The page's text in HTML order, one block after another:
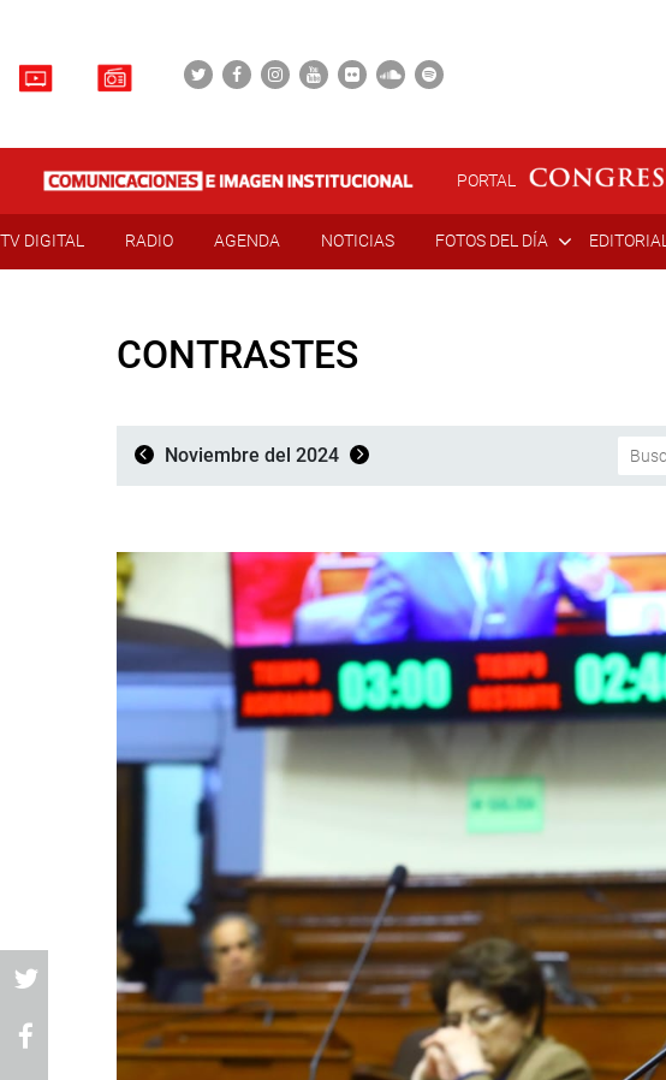
PORTAL
TV DIGITAL RADIO AGENDA NOTICIAS FOTOS DEL DÍA EDITORIAL
CONTRASTES
Noviembre del 2024